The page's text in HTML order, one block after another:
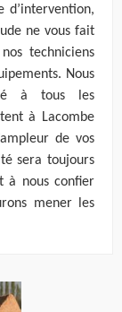
d’intervention,
ne vous fait
techniciens
Nous
à tous les
à Lacombe
de vos
sera toujours
à nous confier
mener les